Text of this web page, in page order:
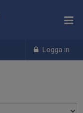
Logga in